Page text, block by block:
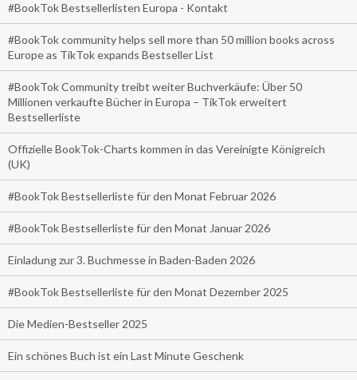
#BookTok Bestsellerlisten Europa - Kontakt
#BookTok community helps sell more than 50 million books across
Europe as TikTok expands Bestseller List
#BookTok Community treibt weiter Buchverkäufe: Über 50
Millionen verkaufte Bücher in Europa – TikTok erweitert
Bestsellerliste
Offizielle BookTok-Charts kommen in das Vereinigte Königreich
(UK)
#BookTok Bestsellerliste für den Monat Februar 2026
#BookTok Bestsellerliste für den Monat Januar 2026
Einladung zur 3. Buchmesse in Baden-Baden 2026
#BookTok Bestsellerliste für den Monat Dezember 2025
Die Medien-Bestseller 2025
Ein schönes Buch ist ein Last Minute Geschenk